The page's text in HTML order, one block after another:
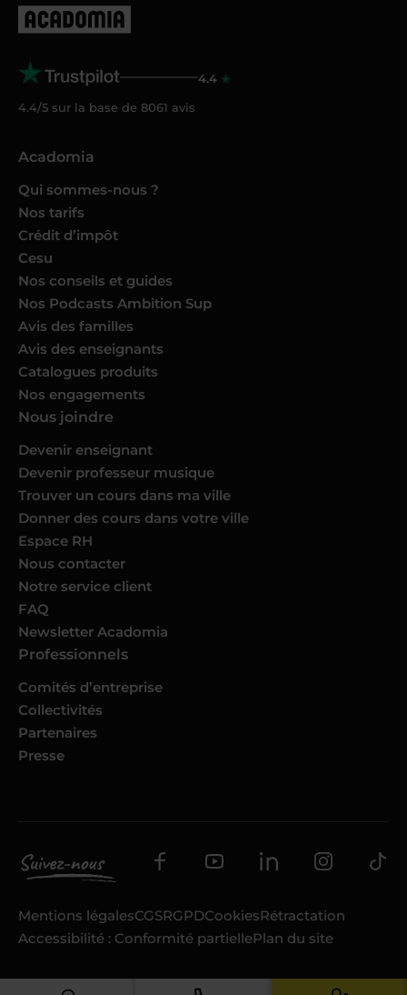
4.4
4.4/5 sur la base de 8061 avis
Acadomia
Qui sommes-nous ?
Nos tarifs
Crédit d’impôt
Cesu
Nos conseils et guides
Nos Podcasts Ambition Sup
Avis des familles
Avis des enseignants
Catalogues produits
Nos engagements
Nous joindre
Devenir enseignant
Devenir professeur musique
Trouver un cours dans ma ville
Donner des cours dans votre ville
Espace RH
Nous contacter
Notre service client
FAQ
Newsletter Acadomia
Professionnels
Comités d’entreprise
Collectivités
Partenaires
Presse
Mentions légalesCGSRGPDCookiesRétractation
Accessibilité : Conformité partiellePlan du site